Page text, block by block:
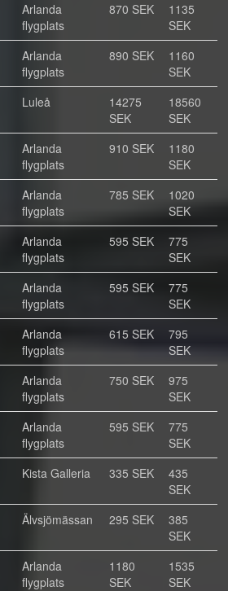
Arlanda
flygplats
870 SEK
1135
SEK
Arlanda
flygplats
890 SEK
1160
SEK
Luleå
14275
SEK
18560
SEK
Arlanda
flygplats
910 SEK
1180
SEK
Arlanda
flygplats
785 SEK
1020
SEK
Arlanda
flygplats
595 SEK
775
SEK
Arlanda
flygplats
595 SEK
775
SEK
Arlanda
flygplats
615 SEK
795
SEK
Arlanda
flygplats
750 SEK
975
SEK
Arlanda
flygplats
595 SEK
775
SEK
Kista Galleria 335 SEK
435
SEK
Älvsjömässan 295 SEK
385
SEK
Arlanda
flygplats
1180
SEK
1535
SEK